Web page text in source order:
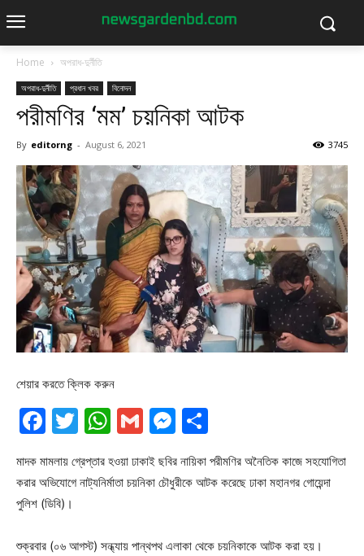
Home অপরাধ-দুর্নীতি
অপরাধ-দুর্নীতি প্রধান খবর বিনোদন
পরীমণির ‘মম’ চয়নিকা আটক
By editorng - August 6, 2021 3745
শেয়ার করতে ক্লিক করুন
Facebook
Twitter
WhatsApp
GmailMessenger
মাদক মামলায় গ্রেপ্তার হওয়া ঢাকাই ছবির নায়িকা পরীমণির অনৈতিক কাজে সহযোগিতা
করার অভিযোগে নাট্যনির্মাতা চয়নিকা চৌধুরীকে আটক করেছে ঢাকা মহানগর গোয়েন্দা
পুলিশ (ডিবি)।
শুক্রবার (০৬ আগস্ট) সন্ধ্যায় পান্থপথ এলাকা থেকে চয়নিকাকে আটক করা হয়।